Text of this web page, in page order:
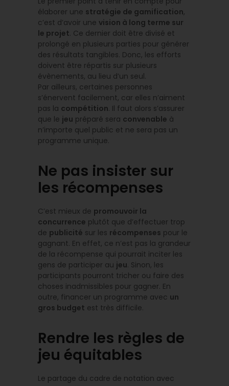
élaborer une stratégie de gamification,
c’est d’avoir une vision à long terme sur
le projet. Ce dernier doit être divisé et
prolongé en plusieurs parties pour générer
des résultats tangibles. Donc, les efforts
doivent être répartis sur plusieurs
évènements, au lieu d’un seul.
Par ailleurs, certaines personnes
s’énervent facilement, car elles n’aiment
pas la compétition. Il faut alors s’assurer
que le jeu préparé sera convenable à
n’importe quel public et ne sera pas un
programme unique.
Ne pas insister sur
les récompenses
C’est mieux de promouvoir la
concurrence plutôt que d’effectuer trop
de publicité sur les récompenses pour le
gagnant. En effet, ce n’est pas la grandeur
de la récompense qui pourrait inciter les
gens de participer au jeu. Sinon, les
participants pourront tricher ou faire des
choses inadmissibles pour gagner. En
outre, financer un programme avec un
gros budget est très difficile.
Rendre les règles de
jeu équitables
Le partage du cadre de notation avec